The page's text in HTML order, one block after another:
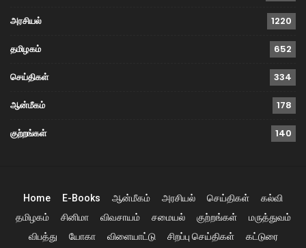
அரசியல் 1220
தமிழகம் 652
செய்திகள் 334
ஆன்மீகம் 178
குற்றங்கள் 140
Home E-Books ஆன்மீகம் அரசியல் செய்திகள்
கல்வி
தமிழகம்
சினிமா விவசாயம் சமையல் குற்றங்கள்
மருத்துவம்
விபத்து
யோகா விளையாட்டு சிறப்பு செய்திகள் கட்டுரை